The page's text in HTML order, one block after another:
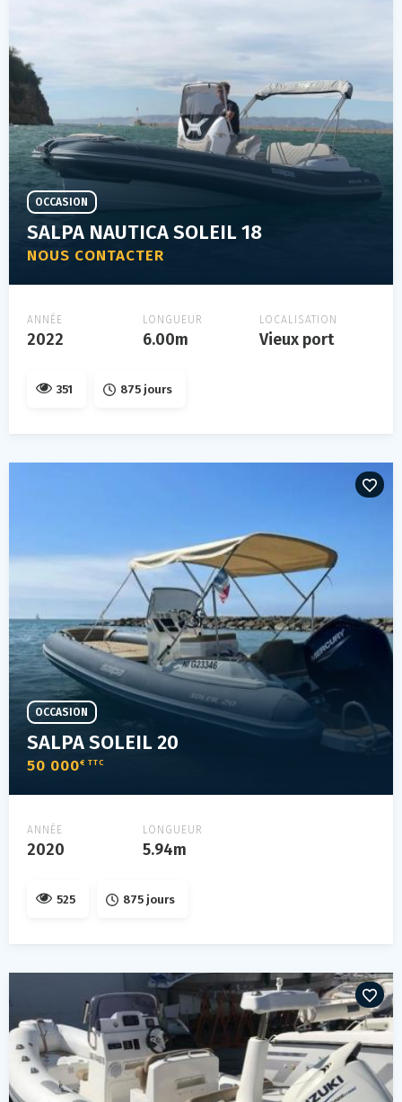
SALPA NAUTICA SOLEIL 18
NOUS CONTACTER
OCCASION
ANNÉE
2022
LONGUEUR
6.00m
LOCALISATION
Vieux port
351 875 jours
SALPA SOLEIL 20
50 000€ TTC
OCCASION
ANNÉE
2020
LONGUEUR
5.94m
525 875 jours